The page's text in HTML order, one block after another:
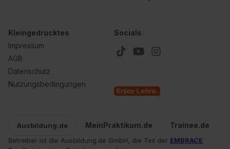
Kleingedrucktes
Impressum
AGB
Datenschutz
Nutzungsbedingungen
Socials
Ausbildung.de MeinPraktikum.de Trainee.de
Betreiber ist die Ausbildung.de GmbH, die Teil der EMBRACE